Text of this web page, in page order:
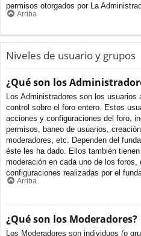
permisos otorgados por La
Arriba
Niveles de usuario y grupos
¿Qué son los
Los Administradores son los
control sobre el foro entero. Estos
acciones y configuraciones del foro,
permisos, baneo de usuarios,
moderadores, etc. Dependen del
éste les ha dado. Ellos también
moderación en cada uno de los foros,
configuraciones realizadas por el
Arriba
¿Qué son los Moderadores?
Los Moderadores son individuos (o